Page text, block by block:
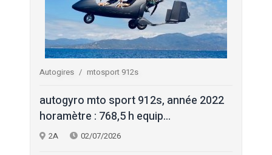
Autogires mtosport 912s
autogyro mto sport 912s, année 2022
horamètre : 768,5 h equip...
2A 02/07/2026